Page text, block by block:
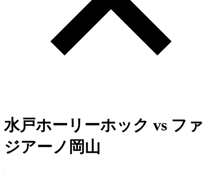
水戸ホーリーホック vs ファ
ジアーノ岡山